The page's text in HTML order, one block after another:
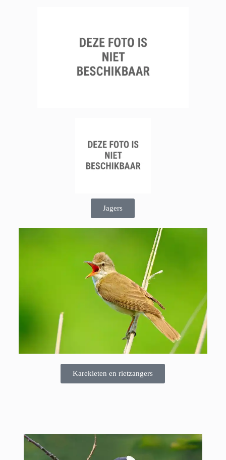
Jagers
Karekieten en rietzangers